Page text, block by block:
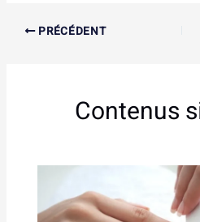
PRÉCÉDENT
Contenus